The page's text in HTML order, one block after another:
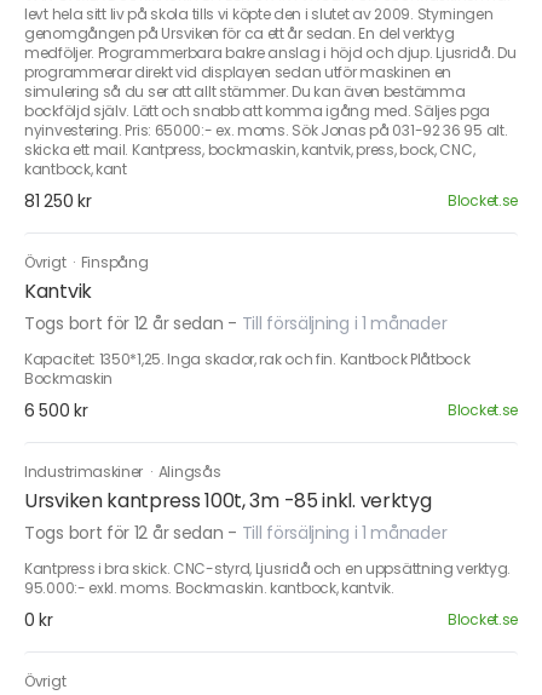
levt hela sitt liv på skola tills vi köpte den i slutet av 2009. Styrningen
genomgången på Ursviken för ca ett år sedan. En del verktyg
medföljer. Programmerbara bakre anslag i höjd och djup. Ljusridå. Du
programmerar direkt vid displayen sedan utför maskinen en
simulering så du ser att allt stämmer. Du kan även bestämma
bockföljd själv. Lätt och snabb att komma igång med. Säljes pga
nyinvestering. Pris: 65000:- ex. moms. Sök Jonas på 031-92 36 95 alt.
skicka ett mail. Kantpress, bockmaskin, kantvik, press, bock, CNC,
kantbock, kant
81 250 kr Blocket.se
Övrigt · Finspång
Kantvik
Togs bort för 12 år sedan - Till försäljning i 1 månader
Kapacitet: 1350*1,25. Inga skador, rak och fin. Kantbock Plåtbock
Bockmaskin
6 500 kr Blocket.se
Industrimaskiner · Alingsås
Ursviken kantpress 100t, 3m -85 inkl. verktyg
Togs bort för 12 år sedan - Till försäljning i 1 månader
Kantpress i bra skick. CNC-styrd, Ljusridå och en uppsättning verktyg.
95.000:- exkl. moms. Bockmaskin. kantbock, kantvik.
0 kr Blocket.se
Övrigt